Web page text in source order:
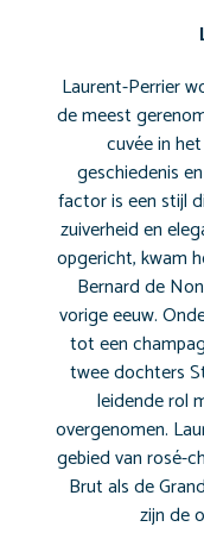
Laurent-Perrier
de meest
cuvée in
geschiedenis
factor is een stijl
zuiverheid en
opgericht, kwam
Bernard de
vorige eeuw.
tot een
twee dochters
leidende rol
overgenomen.
gebied van rosé-
Brut als de
zijn de